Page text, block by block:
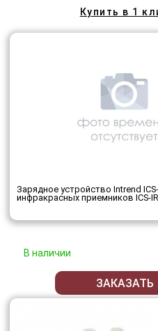
Купить в 1
Зарядное устройство Intrend
инфракрасных приемников ICS-
В наличии
ЗАКАЗАТЬ